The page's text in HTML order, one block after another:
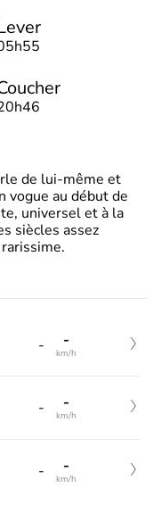
de lui-même et
vogue au début de
universel et à la
siècles assez
- -
km/h
- -
km/h
- -
km/h